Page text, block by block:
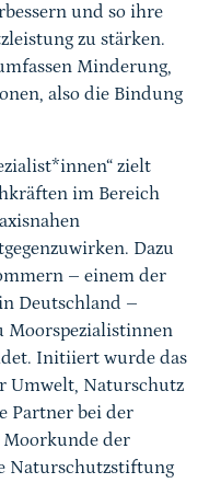
und so ihre
zu stärken.
Minderung,
also die Bindung
zielt
im Bereich
Dazu
– einem der
Deutschland –
Moorspezialistinnen
Initiiert wurde das
Umwelt, Naturschutz
Partner bei der
Moorkunde der
Naturschutzstiftung